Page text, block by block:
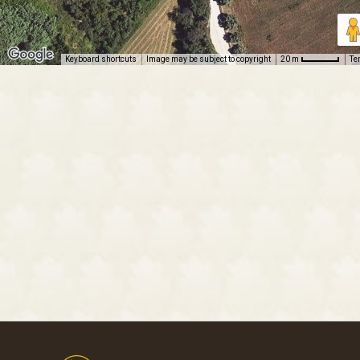
Keyboard shortcuts Image may be subject to copyright 20 m